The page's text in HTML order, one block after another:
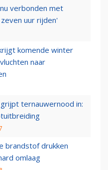
verbonden met
uur rijden'
komende winter
naar
ternauwernood in:
brandstof drukken
omlaag